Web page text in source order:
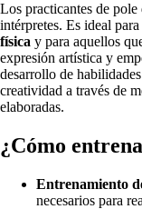
Los practicantes de
intérpretes. Es ideal
física y para aquellos
expresión artística y
desarrollo de
creatividad a través de
elaboradas.
¿Cómo
Entrenamiento
necesarios para